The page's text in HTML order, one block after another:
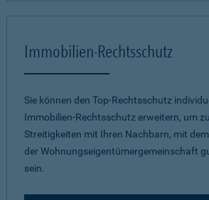
Immobilien-Rechtsschutz
Sie können den Top-Rechtsschutz
Immobilien-Rechtsschutz erweitern, um
Streitigkeiten mit Ihren Nachbarn, mit
der Wohnungseigentümergemeinschaft
sein.